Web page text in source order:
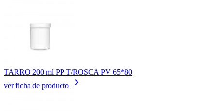
TARRO 200 ml PP T/ROSCA PV 65*80
ver ficha de producto
keyboard_arrow_right